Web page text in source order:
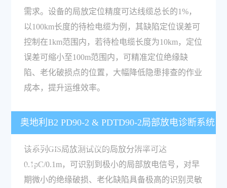
需求。设备的局放定位精度可达线缆总长的1%，
以100km长度的待检电缆为例，其缺陷定位误差可
控制在1km范围内，若待检电缆长度为10km，定位
误差可缩小至100m范围内，可精准定位绝缘缺
陷、老化破损点的位置，大幅降低隐患排查的作业
成本，提升运维效率。
奥地利B2 PD90-2 & PDTD90-2局部放电诊断系统
的局放检测分辨率是多少，可检测多微小的绝缘
缺陷？
该系列GIS局放测试仪的局放分辨率可达
0.1pC/0.1m，可识别到极小的局部放电信号，对早
期微小的绝缘破损、老化缺陷具备极高的识别灵敏